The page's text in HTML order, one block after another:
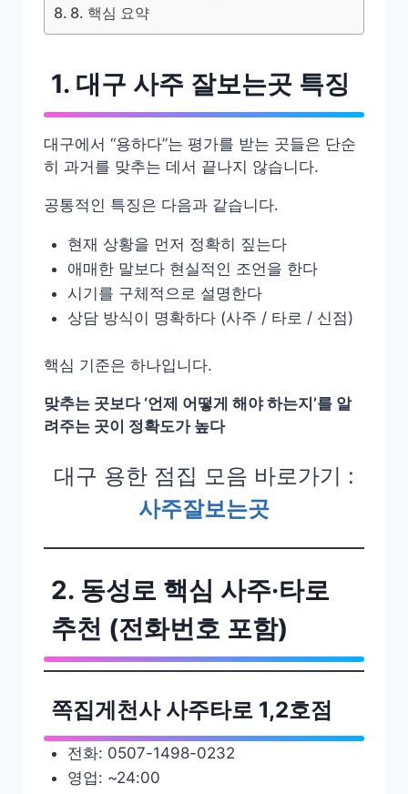
8. 핵심 요약
1. 대구 사주 잘보는곳 특징
대구에서 “용하다”는 평가를 받는 곳들은 단순
히 과거를 맞추는 데서 끝나지 않습니다.
공통적인 특징은 다음과 같습니다.
현재 상황을 먼저 정확히 짚는다
애매한 말보다 현실적인 조언을 한다
시기를 구체적으로 설명한다
상담 방식이 명확하다 (사주 / 타로 / 신점)
핵심 기준은 하나입니다.
맞추는 곳보다 ‘언제 어떻게 해야 하는지’를 알
려주는 곳이 정확도가 높다
대구 용한 점집 모음 바로가기 :
사주잘보는곳
2. 동성로 핵심 사주·타로
추천 (전화번호 포함)
쪽집게천사 사주타로 1,2호점
전화: 0507-1498-0232
영업: ~24:00